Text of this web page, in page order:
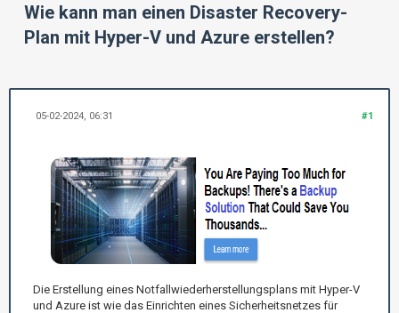
Wie kann man einen Disaster Recovery-
Plan mit Hyper-V und Azure erstellen?
#1
05-02-2024, 06:31
Die Erstellung eines Notfallwiederherstellungsplans mit Hyper-V
und Azure ist wie das Einrichten eines Sicherheitsnetzes für